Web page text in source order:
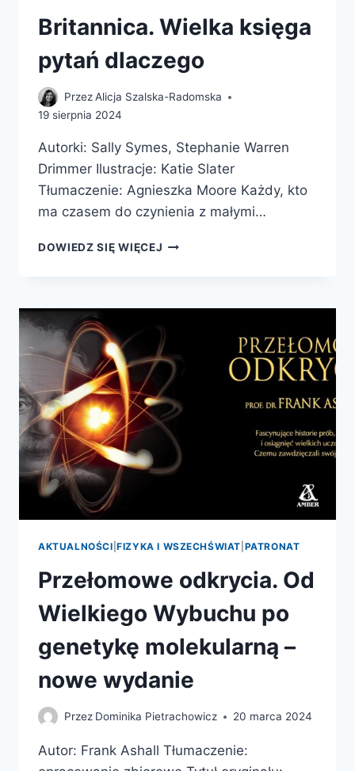
Britannica. Wielka księga
pytań dlaczego
PrzezAlicja Szalska-Radomska
19 sierpnia 2024
Autorki: Sally Symes, Stephanie Warren
Drimmer Ilustracje: Katie Slater
Tłumaczenie: Agnieszka Moore Każdy, kto
ma czasem do czynienia z małymi…
DOWIEDZ SIĘ WIĘCEJ BRITANNICA.
DLACZEGO
AKTUALNOŚCI |FIZYKA I WSZECHŚWIAT PATRONAT
Przełomowe odkrycia. Od
Wielkiego Wybuchu po
genetykę molekularną –
nowe wydanie
Przez Dominika Pietrachowicz 20 marca 2024
Autor: Frank Ashall Tłumaczenie: